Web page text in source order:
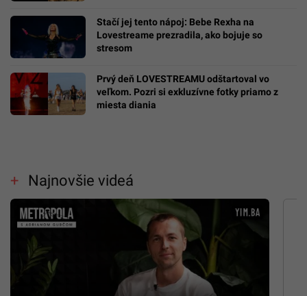
Stačí jej tento nápoj: Bebe Rexha na
Lovestreame prezradila, ako bojuje so
stresom
Prvý deň LOVESTREAMU odštartoval vo
veľkom. Pozri si exkluzívne fotky priamo z
miesta diania
Najnovšie videá